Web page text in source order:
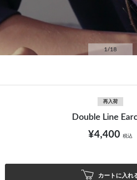
1/18
再入荷
Double Line
¥4,400 税込
カートに入れ